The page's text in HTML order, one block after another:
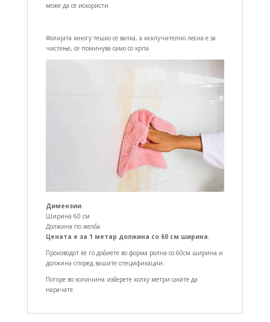
може да се искористи.
Фолијата многу тешко се валка, а исклучително лесна е за
чистење, се поминува само со крпа.
Димензии:
Ширина 60 см
Должина по желба.
Цената е за 1 метар должина со 60 см ширина.
Производот ќе го добиете во форма ролна со 60см ширина и
должина според вашите спецификации.
Погоре во количина изберете колку метри сакате да
нарачате.